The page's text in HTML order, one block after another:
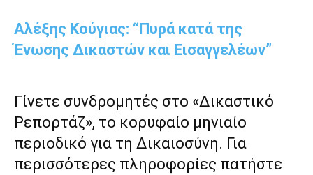
Αλέξης Κούγιας: “Πυρά κατά της
Ένωσης Δικαστών και Εισαγγελέων”
Γίνετε συνδρομητές στο «Δικαστικό
Ρεπορτάζ», το κορυφαίο μηνιαίο
περιοδικό για τη Δικαιοσύνη. Για
περισσότερες πληροφορίες πατήστε